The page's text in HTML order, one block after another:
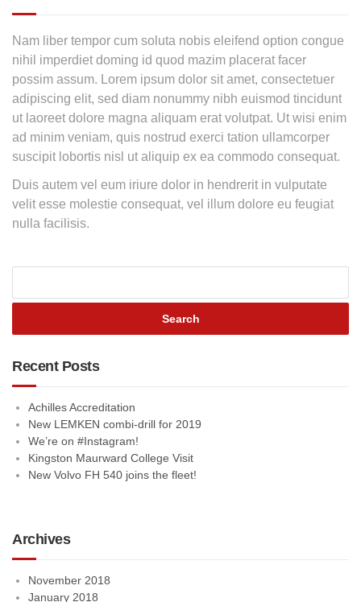
Nam liber tempor cum soluta nobis eleifend option congue
nihil imperdiet doming id quod mazim placerat facer
possim assum. Lorem ipsum dolor sit amet, consectetuer
adipiscing elit, sed diam nonummy nibh euismod tincidunt
ut laoreet dolore magna aliquam erat volutpat. Ut wisi enim
ad minim veniam, quis nostrud exerci tation ullamcorper
suscipit lobortis nisl ut aliquip ex ea commodo consequat.
Duis autem vel eum iriure dolor in hendrerit in vulputate
velit esse molestie consequat, vel illum dolore eu feugiat
nulla facilisis.
Recent Posts
Achilles Accreditation
New LEMKEN combi-drill for 2019
We’re on #Instagram!
Kingston Maurward College Visit
New Volvo FH 540 joins the fleet!
Archives
November 2018
January 2018